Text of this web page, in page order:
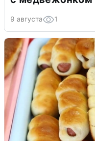
9 августа 1